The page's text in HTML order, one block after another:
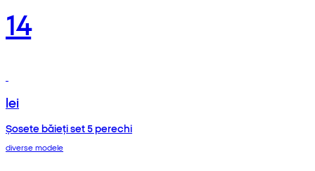
14
lei
Șosete băieți set 5 perechi
diverse modele